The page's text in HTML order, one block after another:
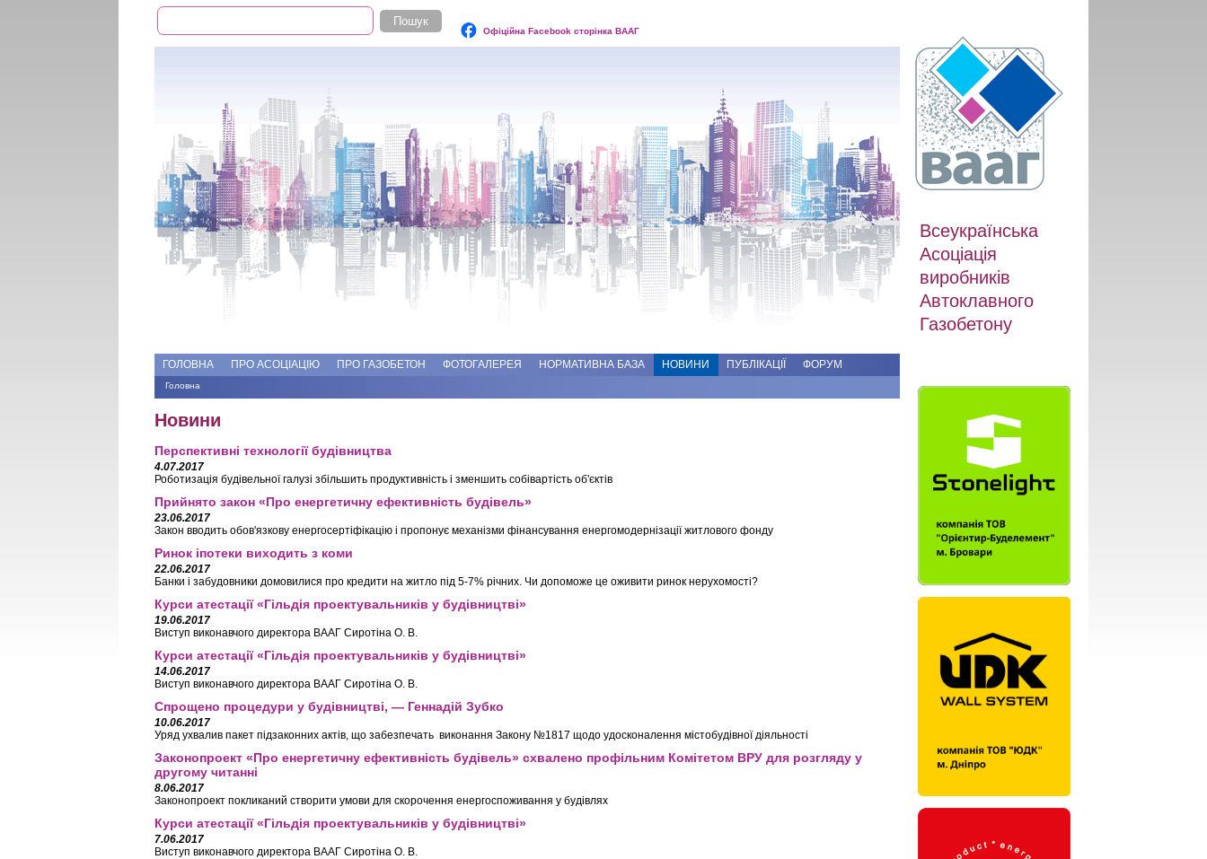
Пошукова форма
Пошук
Офіційна Facebook сторінка ВААГ
Всеукраїнська
Асоціація
виробників
Автоклавного
Газобетону
ГОЛОВНА ПРО АСОЦІАЦІЮ ПРО ГАЗОБЕТОН ФОТОГАЛЕРЕЯ НОРМАТИВНА БАЗА НОВИНИ ПУБЛІКАЦІЇ ФОРУМ
Ви є тут
Головна
Новини
Перспективні технології будівництва
4.07.2017
Роботизація будівельної галузі збільшить продуктивність і зменшить собівартість об'єктів
Прийнято закон «Про енергетичну ефективність будівель»
23.06.2017
Закон вводить обов'язкову енергосертіфікацію і пропонує механізми фінансування енергомодернізації житлового фонду
Ринок іпотеки виходить з коми
22.06.2017
Банки і забудовники домовилися про кредити на житло під 5-7% річних. Чи допоможе це оживити ринок нерухомості?
Курси атестації «Гільдія проектувальників у будівництві»
19.06.2017
Виступ виконавчого директора ВААГ Сиротіна О. В.
Курси атестації «Гільдія проектувальників у будівництві»
14.06.2017
Виступ виконавчого директора ВААГ Сиротіна О. В.
Спрощено процедури у будівництві, — Геннадій Зубко
10.06.2017
Уряд ухвалив пакет підзаконних актів, що забезпечать виконання Закону №1817 щодо удосконалення містобудівної діяльності
Законопроект «Про енергетичну ефективність будівель» схвалено профільним Комітетом ВРУ для розгляду у
другому читанні
8.06.2017
Законопроект покликаний створити умови для скорочення енергоспоживання у будівлях
Курси атестації «Гільдія проектувальників у будівництві»
7.06.2017
Виступ виконавчого директора ВААГ Сиротіна О. В.